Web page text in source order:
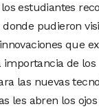
estudiantes
pudieron
que
importancia de los
las nuevas
les abren los